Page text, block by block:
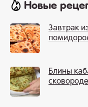
Новые
Завтрак
Блины
сковороде